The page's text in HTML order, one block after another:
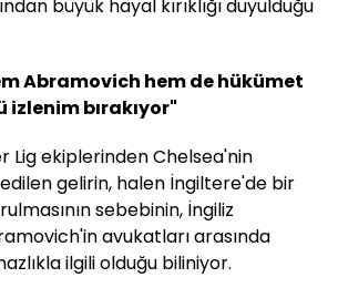
büyük hayal kırıklığı duyulduğu
Abramovich hem de hükümet
izlenim bırakıyor"
Lig ekiplerinden Chelsea'nin
edilen gelirin, halen İngiltere'de bir
sebebinin, İngiliz
avukatları arasında
ilgili olduğu biliniyor.